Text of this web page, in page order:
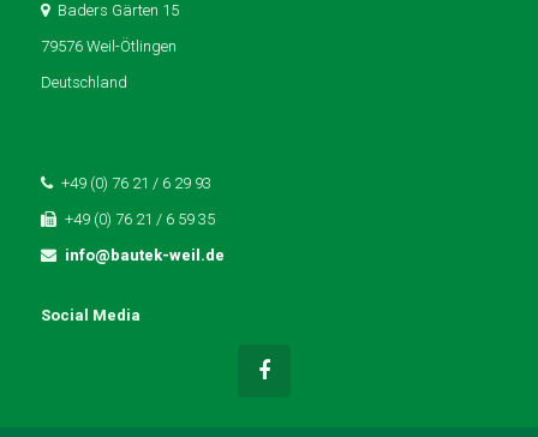
Baders Gärten 15
79576 Weil-Ötlingen
Deutschland
+49 (0) 76 21 / 6 29 93
+49 (0) 76 21 / 6 59 35
info@bautek-weil.de
Social Media